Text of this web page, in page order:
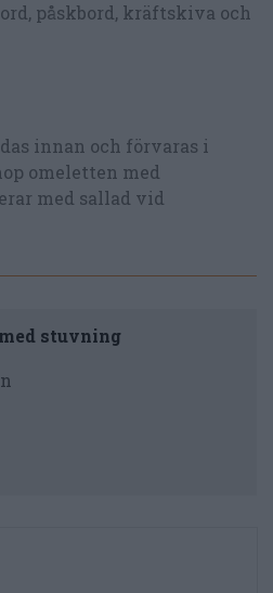
påskbord, kräftskiva och
innan och förvaras i
omeletten med
med sallad vid
stuvning